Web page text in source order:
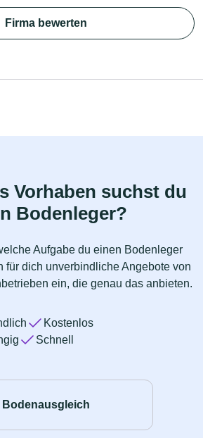
Firma bewerten
Vorhaben suchst du
Bodenleger?
Aufgabe du einen Bodenleger
für dich unverbindliche Angebote von
ein, die genau das anbieten.
Kostenlos
Schnell
Bodenausgleich